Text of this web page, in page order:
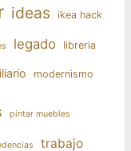
ideas ikea hack
legado libreria
modernismo
pintar muebles
trabajo